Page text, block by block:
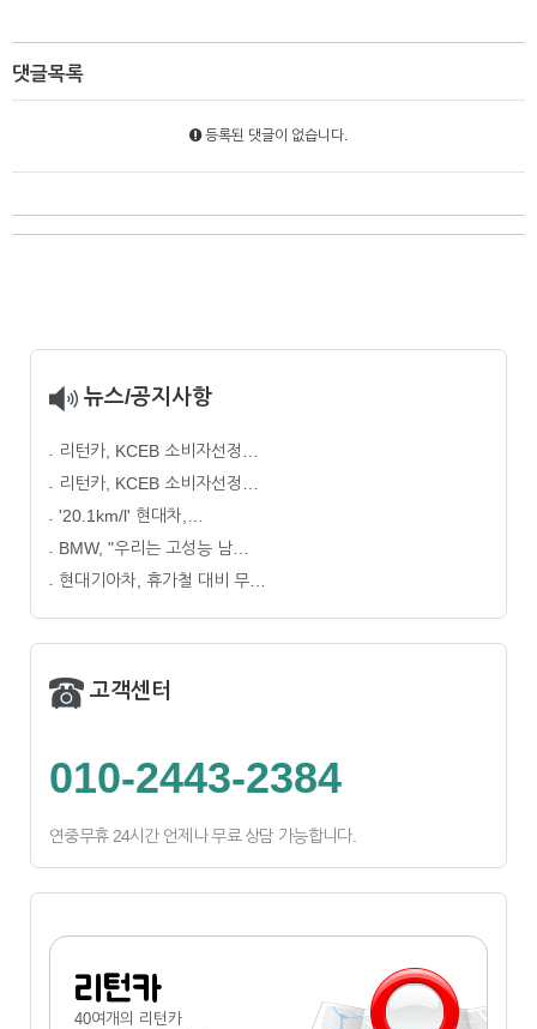
댓글목록
등록된 댓글이 없습니다.
뉴스/공지사항
리턴카, KCEB 소비자선정…
리턴카, KCEB 소비자선정…
'20.1km/l' 현대차,…
BMW, "우리는 고성능 남…
현대기아차, 휴가철 대비 무…
고객센터
010-2443-2384
연중무휴 24시간 언제나 무료 상담 가능합니다.
리턴카
40여개의 리턴카